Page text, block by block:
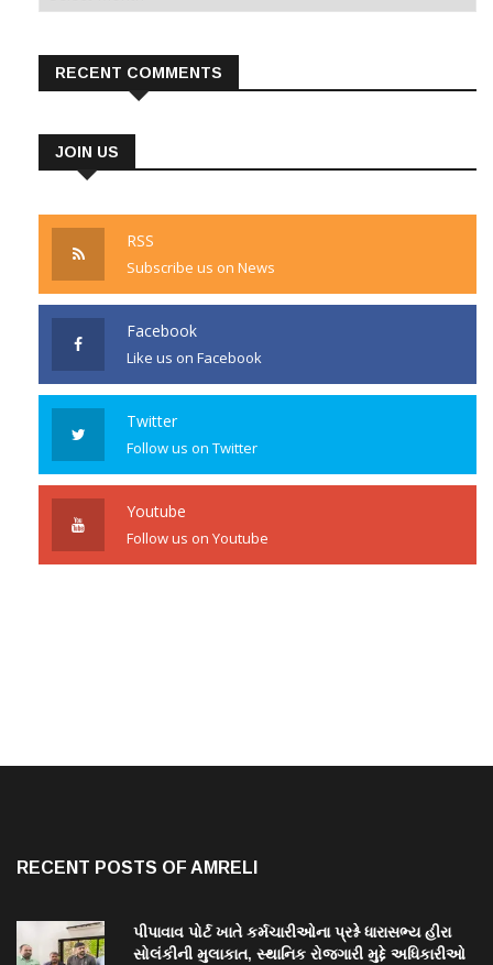
RECENT COMMENTS
JOIN US
RSS
Subscribe us on News
Facebook
Like us on Facebook
Twitter
Follow us on Twitter
Youtube
Follow us on Youtube
RECENT POSTS OF AMRELI
પીપાવાવ પોર્ટ ખાતે કર્મચારીઓના પ્રશ્ને ધારાસભ્ય હીરા
સોલંકીની મુલાકાત, સ્થાનિક રોજગારી મુદ્દે અધિકારીઓ